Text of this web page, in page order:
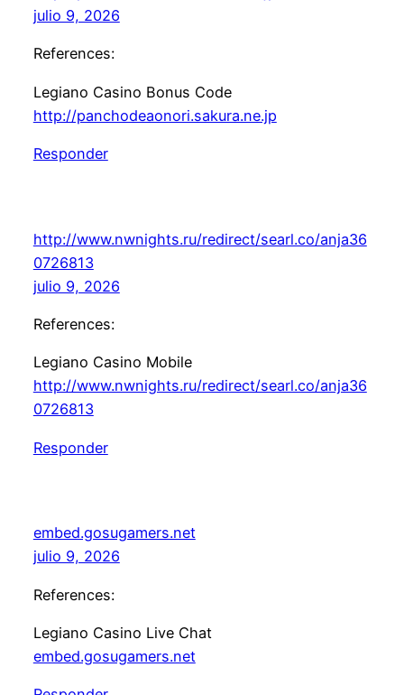
julio 9, 2026
References:
Legiano Casino Bonus Code
http://panchodeaonori.sakura.ne.jp
Responder
http://www.nwnights.ru/redirect/searl.co/anja36
0726813
julio 9, 2026
References:
Legiano Casino Mobile
http://www.nwnights.ru/redirect/searl.co/anja36
0726813
Responder
embed.gosugamers.net
julio 9, 2026
References:
Legiano Casino Live Chat
embed.gosugamers.net